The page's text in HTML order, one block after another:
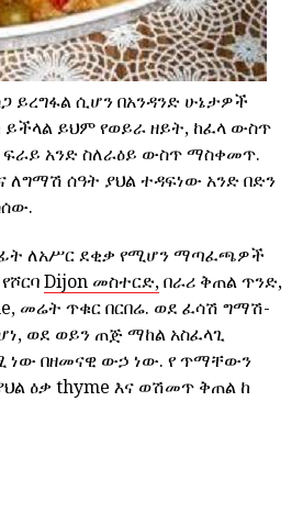
ይረግፋል ሲሆን በአንዳንድ ሁኔታዎች
ይህም የወይራ ዘይት, ከፈላ ውስጥ
አንድ ስለራዕይ ውስጥ ማስቀመጥ.
ሰዓት ያህል ተዳፍነው አንድ በድን
ለአሥር ደቂቃ የሚሆን ማጣፈጫዎች
Dijon መስተርድ,በራሪ ቅጠል ጥንድ,
መሬት ጥቁር በርበሬ. ወደ ፈሳሽ ግማሽ-
ወደ ወይን ጠጅ ማከል አስፈላጊ
በዘመናዊ ውኃ ነው. የ ጥማቸውን
ዕቃ thyme እና ወሽመጥ ቅጠል ከ